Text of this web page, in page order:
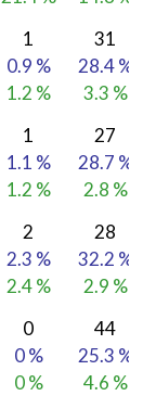
1
0.9 %
1.2 %
31
28.4 %
3.3 %
1
1.1 %
1.2 %
27
28.7 %
2.8 %
2
2.3 %
2.4 %
28
32.2 %
2.9 %
0
0 %
0 %
44
25.3 %
4.6 %